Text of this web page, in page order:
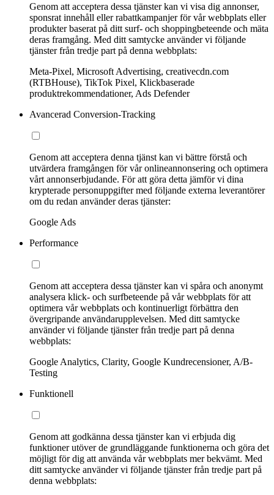
Genom att acceptera dessa tjänster kan vi visa dig annonser,
sponsrat innehåll eller rabattkampanjer för vår webbplats eller
produkter baserat på ditt surf- och shoppingbeteende och mäta
deras framgång. Med ditt samtycke använder vi följande
tjänster från tredje part på denna webbplats:
Meta-Pixel, Microsoft Advertising, creativecdn.com
(RTBHouse), TikTok Pixel, Klickbaserade
produktrekommendationer, Ads Defender
Avancerad Conversion-Tracking
Genom att acceptera denna tjänst kan vi bättre förstå och
utvärdera framgången för vår onlineannonsering och optimera
vårt annonserbjudande. För att göra detta jämför vi dina
krypterade personuppgifter med följande externa leverantörer
om du redan använder deras tjänster:
Google Ads
Performance
Genom att acceptera dessa tjänster kan vi spåra och anonymt
analysera klick- och surfbeteende på vår webbplats för att
optimera vår webbplats och kontinuerligt förbättra den
övergripande användarupplevelsen. Med ditt samtycke
använder vi följande tjänster från tredje part på denna
webbplats:
Google Analytics, Clarity, Google Kundrecensioner, A/B-
Testing
Funktionell
Genom att godkänna dessa tjänster kan vi erbjuda dig
funktioner utöver de grundläggande funktionerna och göra det
möjligt för dig att använda vår webbplats mer bekvämt. Med
ditt samtycke använder vi följande tjänster från tredje part på
denna webbplats: